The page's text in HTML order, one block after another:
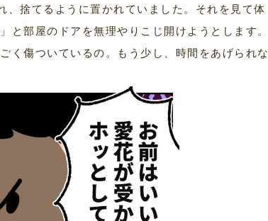
捨てるように置かれていました。それを見て体
部屋のドアを無理やりこじ開けようとします。
く傷ついているの。もう少し、時間をあげられな